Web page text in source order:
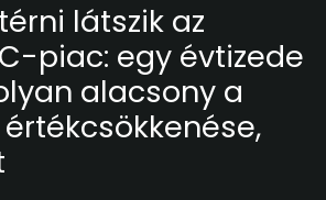
látszik az
piac: egy évtizede
alacsony a